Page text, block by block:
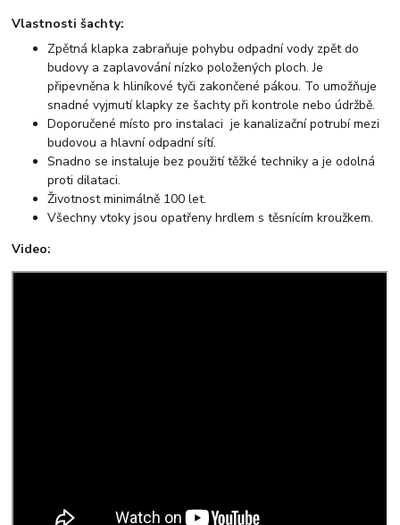
Vlastnosti šachty:
Zpětná klapka zabraňuje pohybu odpadní vody zpět do
budovy a zaplavování nízko položených ploch. Je
připevněna k hliníkové tyči zakončené pákou. To umožňuje
snadné vyjmutí klapky ze šachty při kontrole nebo údržbě.
Doporučené místo pro instalaci je kanalizační potrubí mezi
budovou a hlavní odpadní sítí.
Snadno se instaluje bez použití těžké techniky a je odolná
proti dilataci.
Životnost minimálně 100 let.
Všechny vtoky jsou opatřeny hrdlem s těsnícím kroužkem.
Video: